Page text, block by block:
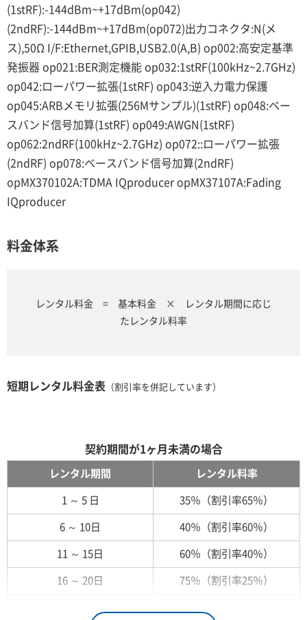
(1stRF):-144dBm~+17dBm(op042)
(2ndRF):-144dBm~+17dBm(op072)出力コネクタ:N(メ
ス),50Ω I/F:Ethernet,GPIB,USB2.0(A,B) op002:高安定基準
発振器 op021:BER測定機能 op032:1stRF(100kHz~2.7GHz)
op042:ローパワー拡張(1stRF) op043:逆入力電力保護
op045:ARBメモリ拡張(256Mサンプル)(1stRF) op048:ベー
スバンド信号加算(1stRF) op049:AWGN(1stRF)
op062:2ndRF(100kHz~2.7GHz) op072::ローパワー拡張
(2ndRF) op078:ベースバンド信号加算(2ndRF)
opMX370102A:TDMA IQproducer opMX37107A:Fading
IQproducer
料金体系
レンタル料金 = 基本料金 × レンタル期間に応じ
たレンタル料率
短期レンタル料金表 （割引率を併記しています）
契約期間が1ヶ月未満の場合
レンタル期間 レンタル料率
1 ～ 5 日 35％（割引率65％）
6 ～ 10日 40％（割引率60％）
11 ～ 15日 60％（割引率40％）
16 ～ 20日 75％（割引率25％）